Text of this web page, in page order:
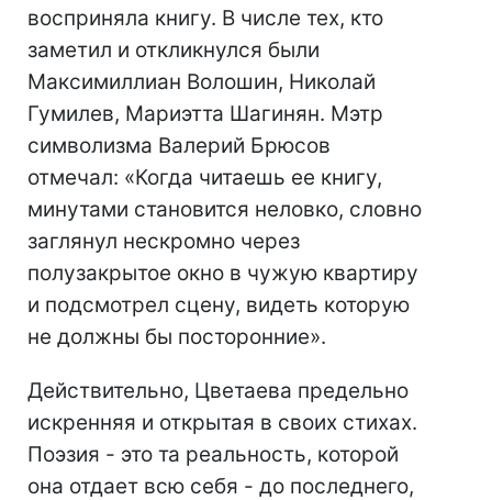
восприняла книгу. В числе тех, кто
заметил и откликнулся были
Максимиллиан Волошин, Николай
Гумилев, Мариэтта Шагинян. Мэтр
символизма Валерий Брюсов
отмечал: «Когда читаешь ее книгу,
минутами становится неловко, словно
заглянул нескромно через
полузакрытое окно в чужую квартиру
и подсмотрел сцену, видеть которую
не должны бы посторонние».
Действительно, Цветаева предельно
искренняя и открытая в своих стихах.
Поэзия - это та реальность, которой
она отдает всю себя - до последнего,